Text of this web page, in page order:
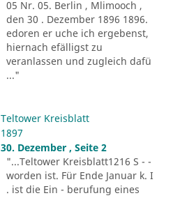
05 Nr. 05. Berlin , Mlimooch ,
den 30 . Dezember 1896 1896.
edoren er uche ich ergebenst,
hiernach efälligst zu
veranlassen und zugleich dafü
..."
Teltower Kreisblatt
1897
30. Dezember , Seite 2
"...Teltower Kreisblatt1216 S - -
worden ist. Für Ende Januar k. I
. ist die Ein - berufung eines